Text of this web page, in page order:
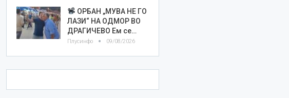
ОРБАН „МУВА НЕ ГО
ЛАЗИ“ НА ОДМОР ВО
ДРАГИЧЕВО Ем се…
Плусинфо 09/08/2026